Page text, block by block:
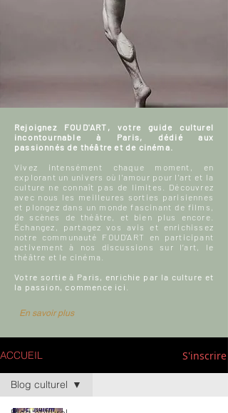
Rejoignez FOUD'ART, votre guide culturel
incontournable à Paris, dédié aux
passionnés de théâtre et de cinéma.
Vivez intensément chaque moment, en
explorant un univers où l'amour pour l'art et la
culture ne connaît pas de limites. Découvrez
avec nous les meilleures sorties parisiennes
et plongez dans un monde fascinant de films,
de scènes de théâtre, et bien plus encore.
Échangez, partagez vos avis et enrichissez
notre communauté FOUD'ART en participant
activement à nos discussions sur l’art, le
théâtre et le cinéma.
Votre sortie à Paris, enrichie par la culture et
la passion, commence ici.
En savoir plus
ACCUEIL S'inscrire
Blog culturel